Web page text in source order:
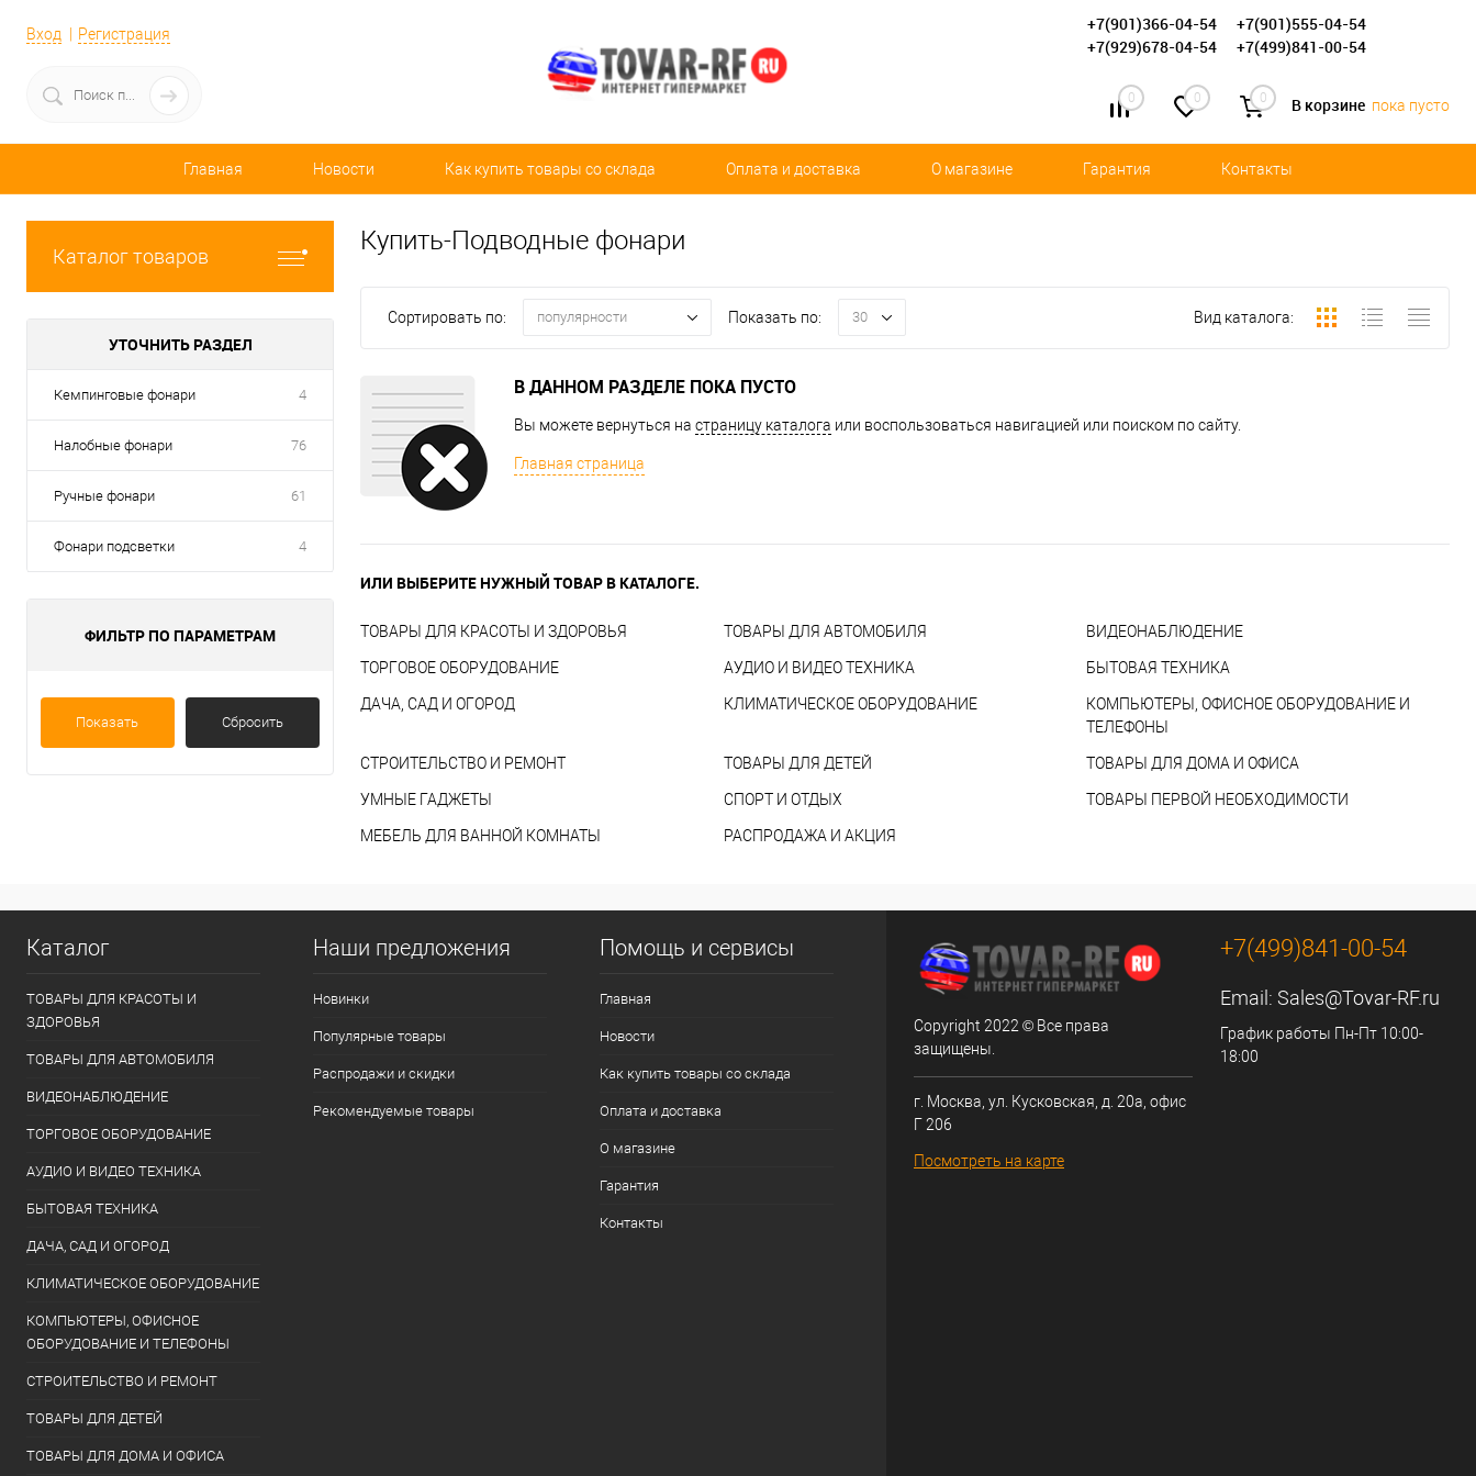
Вход Регистрация +7(901)366-04-54
+7(901)555-04-54
+7(929)678-04-54
+7(499)841-00-54
0 0 0 В корзине пока пусто
Главная Новости Как купить товары со склада Оплата и доставка О магазине Гарантия Контакты
Каталог товаров
УТОЧНИТЬ РАЗДЕЛ
Кемпинговые фонари 4
Налобные фонари 76
Ручные фонари 61
Фонари подсветки 4
ФИЛЬТР ПО ПАРАМЕТРАМ
Показать Сбросить
Купить-Подводные фонари
Сортировать по: популярности Показать по: 30 Вид каталога:
В ДАННОМ РАЗДЕЛЕ ПОКА ПУСТО
Вы можете вернуться на страницу каталога или воспользоваться навигацией или поиском по сайту.
Главная страница
ИЛИ ВЫБЕРИТЕ НУЖНЫЙ ТОВАР В КАТАЛОГЕ.
ТОВАРЫ ДЛЯ КРАСОТЫ И ЗДОРОВЬЯ ТОВАРЫ ДЛЯ АВТОМОБИЛЯ ВИДЕОНАБЛЮДЕНИЕ
ТОРГОВОЕ ОБОРУДОВАНИЕ АУДИО И ВИДЕО ТЕХНИКА БЫТОВАЯ ТЕХНИКА
ДАЧА, САД И ОГОРОД КЛИМАТИЧЕСКОЕ ОБОРУДОВАНИЕ
КОМПЬЮТЕРЫ, ОФИСНОЕ ОБОРУДОВАНИЕ И
ТЕЛЕФОНЫ
СТРОИТЕЛЬСТВО И РЕМОНТ ТОВАРЫ ДЛЯ ДЕТЕЙ ТОВАРЫ ДЛЯ ДОМА И ОФИСА
УМНЫЕ ГАДЖЕТЫ СПОРТ И ОТДЫХ ТОВАРЫ ПЕРВОЙ НЕОБХОДИМОСТИ
МЕБЕЛЬ ДЛЯ ВАННОЙ КОМНАТЫ РАСПРОДАЖА И АКЦИЯ
Каталог
ТОВАРЫ ДЛЯ КРАСОТЫ И
ЗДОРОВЬЯ
ТОВАРЫ ДЛЯ АВТОМОБИЛЯ
ВИДЕОНАБЛЮДЕНИЕ
ТОРГОВОЕ ОБОРУДОВАНИЕ
АУДИО И ВИДЕО ТЕХНИКА
БЫТОВАЯ ТЕХНИКА
ДАЧА, САД И ОГОРОД
КЛИМАТИЧЕСКОЕ ОБОРУДОВАНИЕ
КОМПЬЮТЕРЫ, ОФИСНОЕ
ОБОРУДОВАНИЕ И ТЕЛЕФОНЫ
СТРОИТЕЛЬСТВО И РЕМОНТ
ТОВАРЫ ДЛЯ ДЕТЕЙ
ТОВАРЫ ДЛЯ ДОМА И ОФИСА
Наши предложения
Новинки
Популярные товары
Распродажи и скидки
Рекомендуемые товары
Помощь и сервисы
Главная
Новости
Как купить товары со склада
Оплата и доставка
О магазине
Гарантия
Контакты
Copyright 2022 © Все права
защищены.
г. Москва, ул. Кусковская, д. 20а, офис
Г 206
Посмотреть на карте
+7(499)841-00-54
Email: Sales@Tovar-RF.ru
График работы Пн-Пт 10:00-
18:00